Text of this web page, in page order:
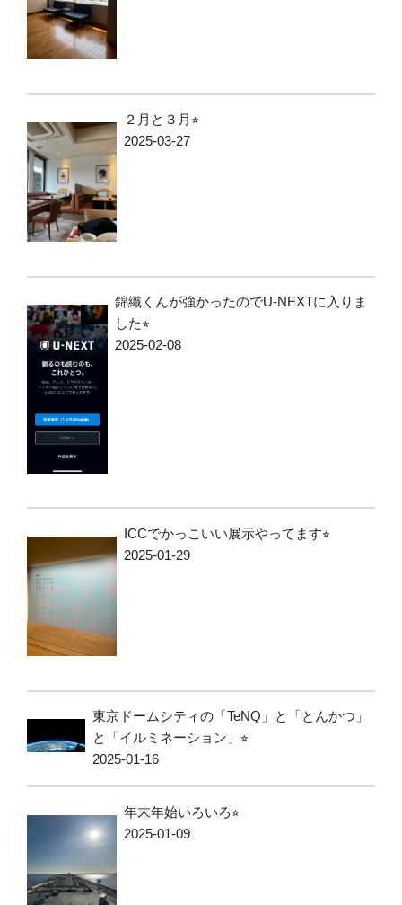
２月と３月⭐︎
2025-03-27
錦織くんが強かったのでU-NEXTに入りま
した⭐︎
2025-02-08
ICCでかっこいい展示やってます⭐︎
2025-01-29
東京ドームシティの「TeNQ」と「とんかつ」
と「イルミネーション」⭐︎
2025-01-16
年末年始いろいろ⭐︎
2025-01-09